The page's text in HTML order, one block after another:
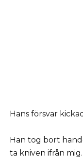
Hans försvar
Han tog bort
ta kniven ifrån mig.